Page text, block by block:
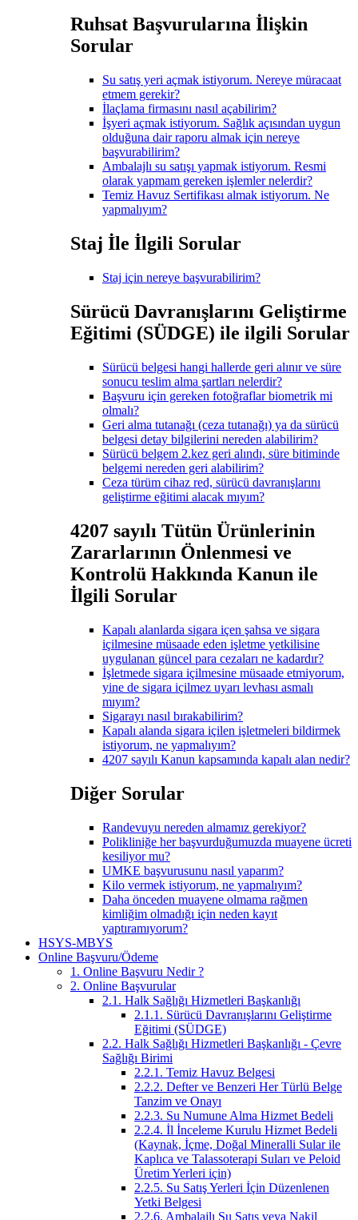
Ruhsat Başvurularına İlişkin
Sorular
Su satış yeri açmak istiyorum. Nereye müracaat
etmem gerekir?
İlaçlama firmasını nasıl açabilirim?
İşyeri açmak istiyorum. Sağlık açısından uygun
olduğuna dair raporu almak için nereye
başvurabilirim?
Ambalajlı su satışı yapmak istiyorum. Resmi
olarak yapmam gereken işlemler nelerdir?
Temiz Havuz Sertifikası almak istiyorum. Ne
yapmalıyım?
Staj İle İlgili Sorular
Staj için nereye başvurabilirim?
Sürücü Davranışlarını Geliştirme
Eğitimi (SÜDGE) ile ilgili Sorular
Sürücü belgesi hangi hallerde geri alınır ve süre
sonucu teslim alma şartları nelerdir?
Başvuru için gereken fotoğraflar biometrik mi
olmalı?
Geri alma tutanağı (ceza tutanağı) ya da sürücü
belgesi detay bilgilerini nereden alabilirim?
Sürücü belgem 2.kez geri alındı, süre bitiminde
belgemi nereden geri alabilirim?
Ceza türüm cihaz red, sürücü davranışlarını
geliştirme eğitimi alacak mıyım?
4207 sayılı Tütün Ürünlerinin
Zararlarının Önlenmesi ve
Kontrolü Hakkında Kanun ile
İlgili Sorular
Kapalı alanlarda sigara içen şahsa ve sigara
içilmesine müsaade eden işletme yetkilisine
uygulanan güncel para cezaları ne kadardır?
İşletmede sigara içilmesine müsaade etmiyorum,
yine de sigara içilmez uyarı levhası asmalı
mıyım?
Sigarayı nasıl bırakabilirim?
Kapalı alanda sigara içilen işletmeleri bildirmek
istiyorum, ne yapmalıyım?
4207 sayılı Kanun kapsamında kapalı alan nedir?
Diğer Sorular
Randevuyu nereden almamız gerekiyor?
Polikliniğe her başvurduğumuzda muayene ücreti
kesiliyor mu?
UMKE başvurusunu nasıl yaparım?
Kilo vermek istiyorum, ne yapmalıyım?
Daha önceden muayene olmama rağmen
kimliğim olmadığı için neden kayıt
yaptıramıyorum?
HSYS-MBYS
Online Başvuru/Ödeme
1. Online Başvuru Nedir ?
2. Online Başvurular
2.1. Halk Sağlığı Hizmetleri Başkanlığı
2.1.1. Sürücü Davranışlarını Geliştirme
Eğitimi (SÜDGE)
2.2. Halk Sağlığı Hizmetleri Başkanlığı - Çevre
Sağlığı Birimi
2.2.1. Temiz Havuz Belgesi
2.2.2. Defter ve Benzeri Her Türlü Belge
Tanzim ve Onayı
2.2.3. Su Numune Alma Hizmet Bedeli
2.2.4. İl İnceleme Kurulu Hizmet Bedeli
(Kaynak, İçme, Doğal Mineralli Sular ile
Kaplıca ve Talassoterapi Suları ve Peloid
Üretim Yerleri için)
2.2.5. Su Satış Yerleri İçin Düzenlenen
Yetki Belgesi
2.2.6. Ambalajlı Su Satış veya Nakil